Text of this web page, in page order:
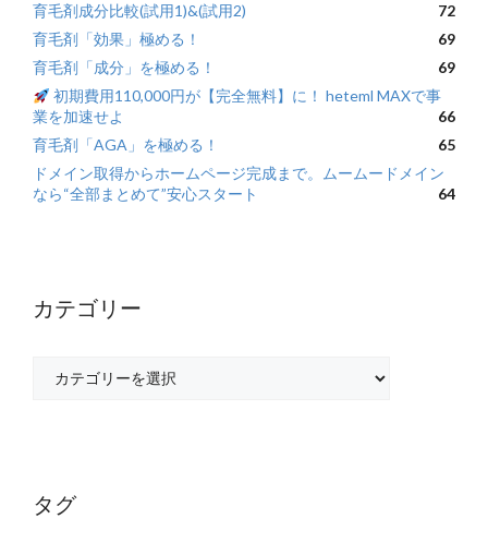
育毛剤成分比較(試用1)&(試用2)
72
育毛剤「効果」極める！
69
育毛剤「成分」を極める！
69
初期費用110,000円が【完全無料】に！ heteml MAXで事
業を加速せよ
66
育毛剤「AGA」を極める！
65
ドメイン取得からホームページ完成まで。ムームードメイン
なら“全部まとめて”安心スタート
64
カテゴリー
タグ